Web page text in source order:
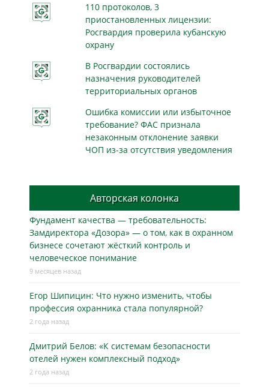
110 протоколов, 3
приостановленных лицензии:
Росгвардия проверила кубанскую
охрану
В Росгвардии состоялись
назначения руководителей
территориальных органов
Ошибка комиссии или избыточное
требование? ФАС признала
незаконным отклонение заявки
ЧОП из-за отсутствия уведомления
Авторская колонка
Фундамент качества — требовательность:
Замдиректора «Дозора» — о том, как в охранном
бизнесe сочетают жёсткий контроль и
человеческое понимание
9 месяцев назад
Егор Шипицин: Что нужно изменить, чтобы
профессия охранника стала популярной?
2 года назад
Дмитрий Белов: «К системам безопасности
отелей нужен комплексный подход»
2 года назад